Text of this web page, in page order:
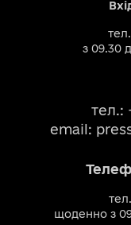
з 09.30
тел.:
email:
щоденно з